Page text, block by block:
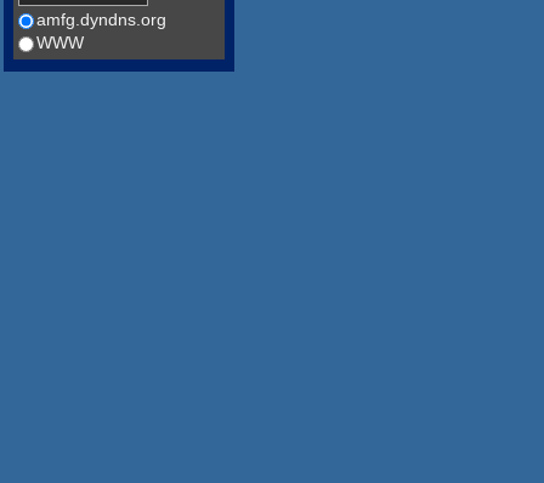
amfg.dyndns.org
WWW